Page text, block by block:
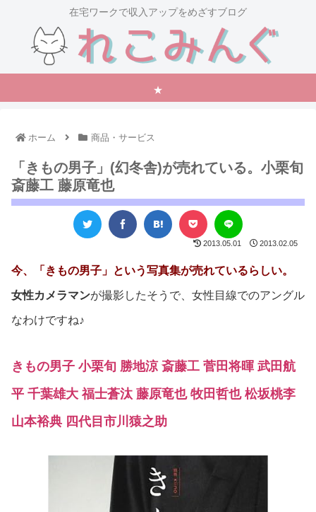
在宅ワークで収入アップをめざすブログ
★
ホーム 商品・サービス
「きもの男子」(幻冬舎)が売れている。小栗旬
斎藤工 藤原竜也
2013.05.01 2013.02.05
今、「きもの男子」という写真集が売れているらしい。
女性カメラマンが撮影したそうで、女性目線でのアングル
なわけですね♪
きもの男子 小栗旬 勝地涼 斎藤工 菅田将暉 武田航
平 千葉雄大 福士蒼汰 藤原竜也 牧田哲也 松坂桃李
山本裕典 四代目市川猿之助